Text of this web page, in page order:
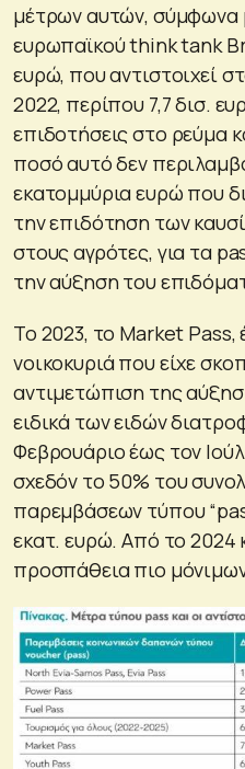
μέτρων αυτών, σύμφωνα
ευρωπαϊκού think tank
ευρώ, που αντιστοιχεί
2022, περίπου 7,7 δισ.
επιδοτήσεις στο ρεύμα
ποσό αυτό δεν
εκατομμύρια ευρώ που
την επιδότηση των
στους αγρότες, για τα
την αύξηση του
Το 2023, το Market Pass,
νοικοκυριά που είχε
αντιμετώπιση της
ειδικά των ειδών
Φεβρουάριο έως τον
σχεδόν το 50% του
παρεμβάσεων τύπου
εκατ. ευρώ. Από το 2024
προσπάθεια πιο